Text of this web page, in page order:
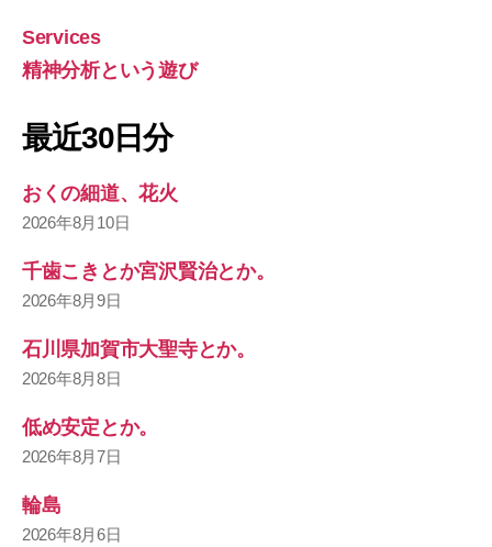
Services
精神分析という遊び
最近30日分
おくの細道、花火
2026年8月10日
千歯こきとか宮沢賢治とか。
2026年8月9日
石川県加賀市大聖寺とか。
2026年8月8日
低め安定とか。
2026年8月7日
輪島
2026年8月6日